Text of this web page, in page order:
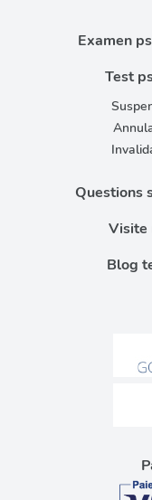
Examen
Test
Questions
Visite
Blog